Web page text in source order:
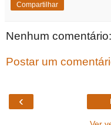
Compartilhar
Nenhum comentário:
Postar um
‹